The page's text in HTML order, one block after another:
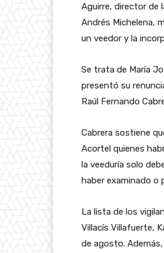
Aguirre, director de
Andrés Michelena,
un veedor y la
Se trata de María
presentó su
Raúl Fernando
Cabrera sostiene
Acortel quienes
la veeduría solo
haber examinado o
La lista de los
Villacís Villafuerte,
de agosto.